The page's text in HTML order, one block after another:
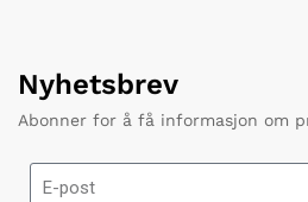
Nyhetsbrev
Abonner for å få informasjon om